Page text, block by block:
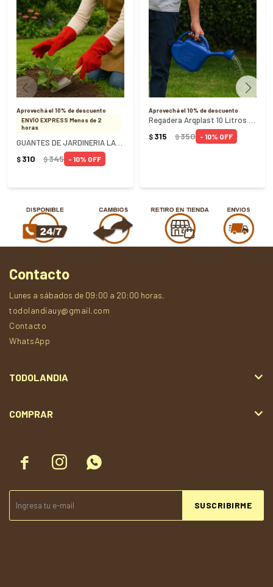
Aprovechá el 10% de descuento
ENVÍO EXPRESS Menos de 2
horas
$ 310 $345 10
Aprovechá el 10% de descuento
$ 315 $350 10
  
SUSCRIBIRME
Contacto
Lunes a sábados de 09:00 a 20:00 horas.
todolandiauy@gmail.com
Contacto
WhatsApp
TODOLANDIA
COMPRAR